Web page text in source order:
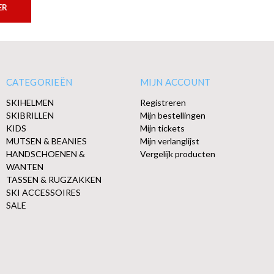
CATEGORIEËN
SKIHELMEN
SKIBRILLEN
KIDS
MUTSEN & BEANIES
HANDSCHOENEN &
WANTEN
TASSEN & RUGZAKKEN
SKI ACCESSOIRES
SALE
MIJN ACCOUNT
Registreren
Mijn bestellingen
Mijn tickets
Mijn verlanglijst
Vergelijk producten